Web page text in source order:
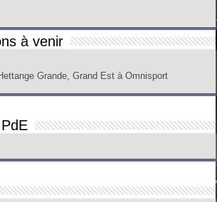
à venir
Grande, Grand Est à Omnisport